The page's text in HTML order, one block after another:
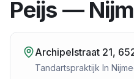
Peijs —
Archipelstraat 21,
Tandartspraktijk In